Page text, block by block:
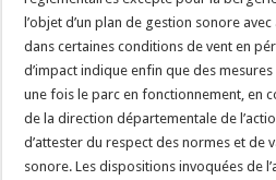
l’objet d’un plan de gestion sonore
dans certaines conditions de vent en
d’impact indique enfin que des
une fois le parc en fonctionnement, en
de la direction départementale de
d’attester du respect des normes et de
sonore. Les dispositions invoquées de